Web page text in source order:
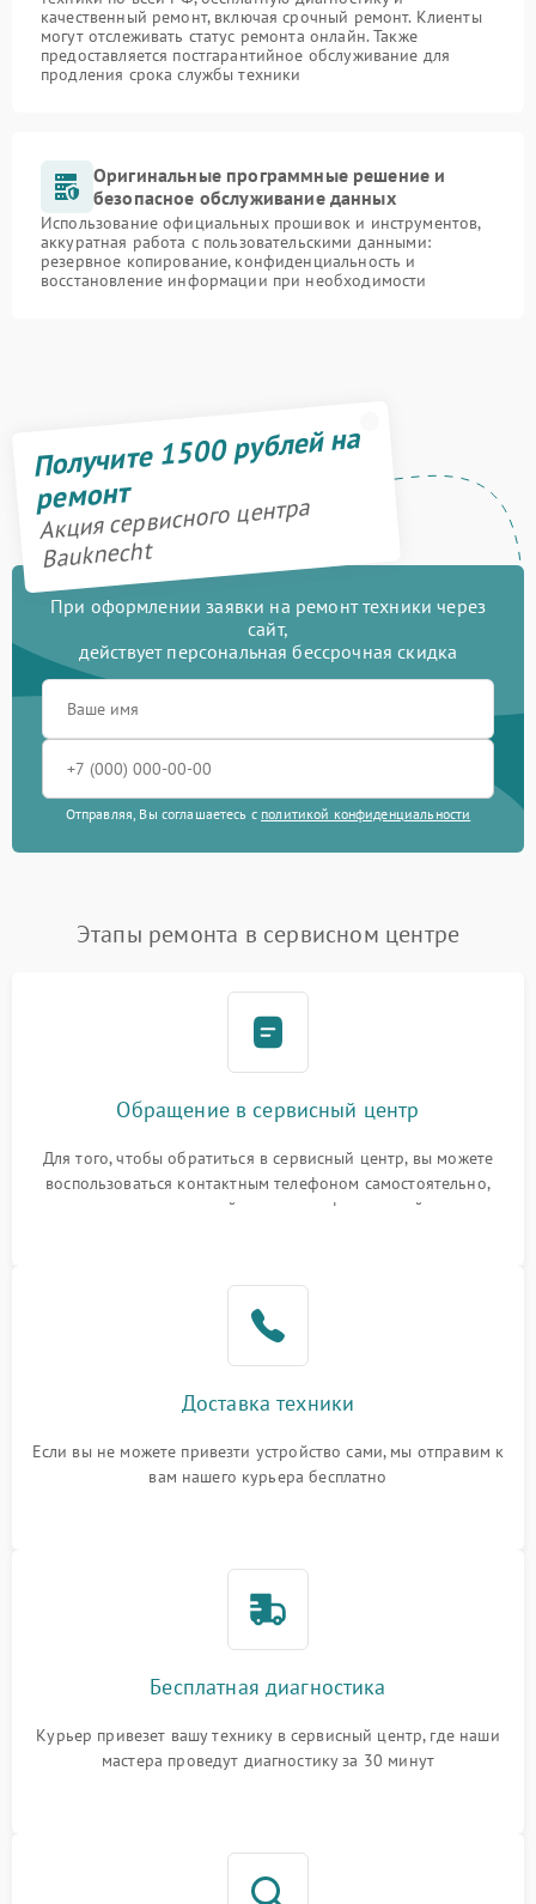
качественный ремонт, включая срочный ремонт. Клиенты
могут отслеживать статус ремонта онлайн. Также
предоставляется постгарантийное обслуживание для
продления срока службы техники
Оригинальные программные решение и
безопасное обслуживание данных
Использование официальных прошивок и инструментов,
аккуратная работа с пользовательскими данными:
резервное копирование, конфиденциальность и
восстановление информации при необходимости
Получите 1500 рублей на
ремонт
Акция сервисного центра
Bauknecht
При оформлении заявки на ремонт техники через
сайт,
действует персональная бессрочная скидка
Отправляя, Вы соглашаетесь с политикой конфиденциальности
Этапы ремонта в сервисном центре
Обращение в сервисный центр
Для того, чтобы обратиться в сервисный центр, вы можете
воспользоваться контактным телефоном самостоятельно,
или оставить свой номер телефона на сайте
Доставка техники
Если вы не можете привезти устройство сами, мы отправим к
вам нашего курьера бесплатно
Бесплатная диагностика
Курьер привезет вашу технику в сервисный центр, где наши
мастера проведут диагностику за 30 минут